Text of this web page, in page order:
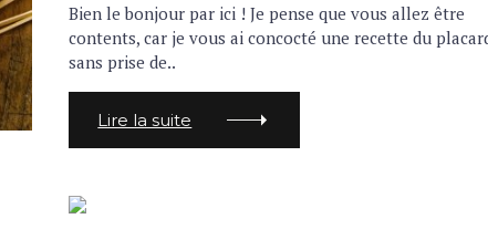
E
S
Bien le bonjour par ici ! Je pense que vous allez être
contents, car je vous ai concocté une recette du
sans prise de..
Lire la suite